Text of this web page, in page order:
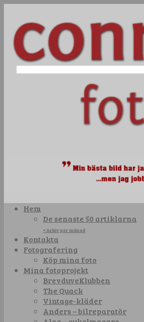
Hem
De senaste 50 artiklarna
+ Arkiv per månad
Kontakta
Fotografering
Köp mina foto
Mina fotoprojekt
BrevduveKlubben
The Quack
Vintage-kläder
Anders – bilreparatör